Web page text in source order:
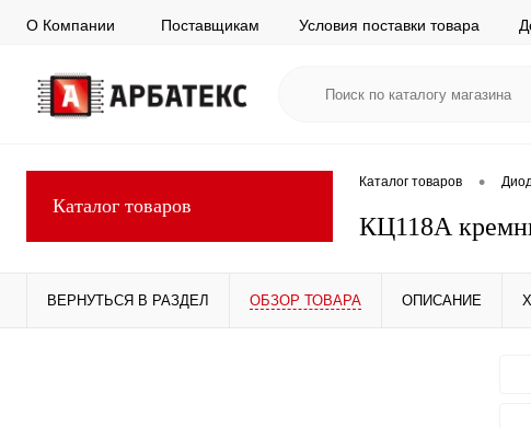
О Компании Поставщикам Условия поставки товара
Каталог товаров
Каталог товаров •
КЦ118А
ВЕРНУТЬСЯ В РАЗДЕЛ ОБЗОР ТОВАРА ОПИСАНИЕ